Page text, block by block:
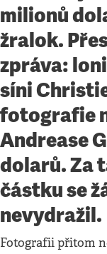
milionů
žralok.
zpráva:
síni
fotografie
Andrease
dolarů. Za
částku se
nevydražil.
Fotografii přitom